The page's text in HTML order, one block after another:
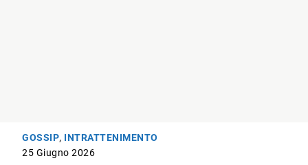
GOSSIP, INTRATTENIMENTO
25 Giugno 2026